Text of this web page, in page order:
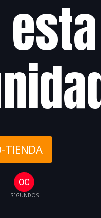
TIENDA
00
SEGUNDOS